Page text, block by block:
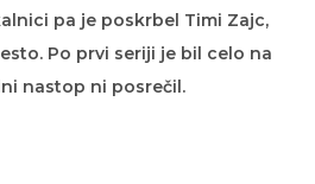
pa je poskrbel Timi Zajc,
Po prvi seriji je bil celo na
nastop ni posrečil.